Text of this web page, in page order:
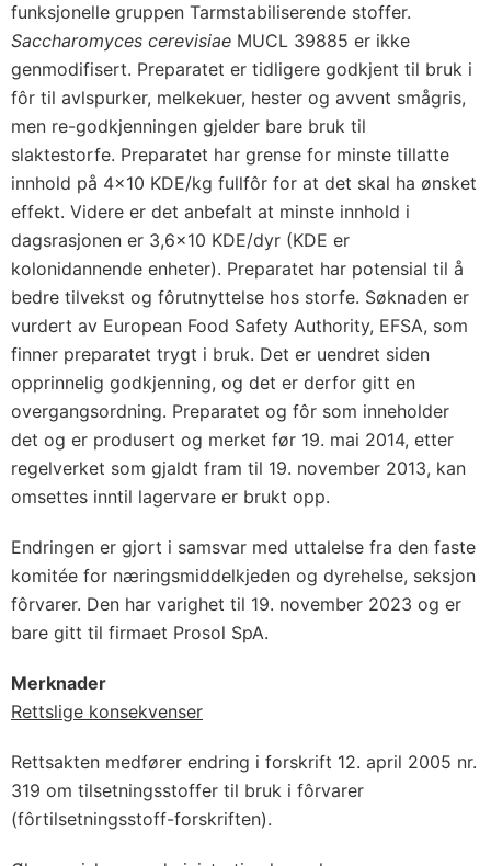
funksjonelle gruppen Tarmstabiliserende stoffer.
Saccharomyces cerevisiae MUCL 39885 er ikke
genmodifisert. Preparatet er tidligere godkjent til bruk i
fôr til avlspurker, melkekuer, hester og avvent smågris,
men re-godkjenningen gjelder bare bruk til
slaktestorfe. Preparatet har grense for minste tillatte
innhold på 4x10 KDE/kg fullfôr for at det skal ha ønsket
effekt. Videre er det anbefalt at minste innhold i
dagsrasjonen er 3,6x10 KDE/dyr (KDE er
kolonidannende enheter). Preparatet har potensial til å
bedre tilvekst og fôrutnyttelse hos storfe. Søknaden er
vurdert av European Food Safety Authority, EFSA, som
finner preparatet trygt i bruk. Det er uendret siden
opprinnelig godkjenning, og det er derfor gitt en
overgangsordning. Preparatet og fôr som inneholder
det og er produsert og merket før 19. mai 2014, etter
regelverket som gjaldt fram til 19. november 2013, kan
omsettes inntil lagervare er brukt opp.
Endringen er gjort i samsvar med uttalelse fra den faste
komitée for næringsmiddelkjeden og dyrehelse, seksjon
fôrvarer. Den har varighet til 19. november 2023 og er
bare gitt til firmaet Prosol SpA.
Merknader
Rettslige konsekvenser
Rettsakten medfører endring i forskrift 12. april 2005 nr.
319 om tilsetningsstoffer til bruk i fôrvarer
(fôrtilsetningsstoff-forskriften).